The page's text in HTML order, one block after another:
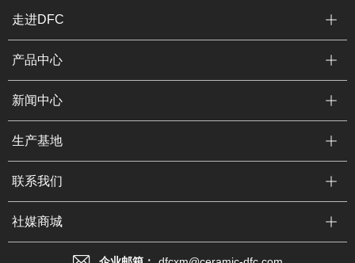
走进DFC
产品中心
新闻中心
生产基地
联系我们
社媒商城